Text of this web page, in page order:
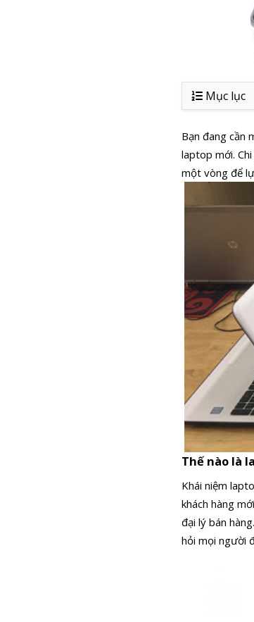
Mục lục
Bạn đang cần
laptop mới.
một vòng để
Thế nào là
Khái niệm
khách hàng
đại lý bán
hỏi mọi người